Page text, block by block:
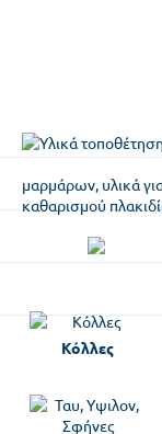
μαρμάρων, υλικά
καθαρισμού
Κόλλες